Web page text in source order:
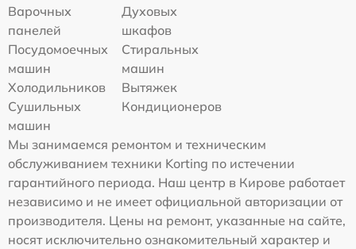
Варочных
панелей
Духовых
шкафов
Посудомоечных
машин
Стиральных
машин
Холодильников
Вытяжек
Сушильных
машин
Кондиционеров
Мы занимаемся ремонтом и техническим
обслуживанием техники Korting по истечении
гарантийного периода. Наш центр в Кирове работает
независимо и не имеет официальной авторизации от
производителя. Цены на ремонт, указанные на сайте,
носят исключительно ознакомительный характер и